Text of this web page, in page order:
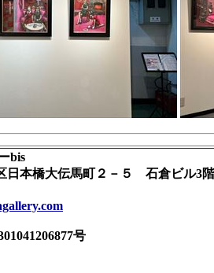
bis
日本橋大伝馬町２－５ 石倉ビル3階
号